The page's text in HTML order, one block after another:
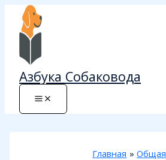
Перейти
содержимому
Азбука Собаковода
Главная
Общая